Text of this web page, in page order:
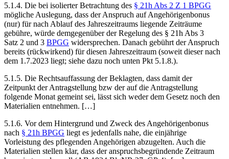
5.1.4. Die bei isolierter Betrachtung des § 21h Abs 2 Z 1 BPGG
mögliche Auslegung, dass der Anspruch auf Angehörigenbonus
(nur) für nach Ablauf des Jahreszeitraums liegende Zeiträume
gebühre, würde demgegenüber der Regelung des § 21h Abs 3
Satz 2 und 3 BPGG widersprechen. Danach gebührt der Anspruch
bereits (rückwirkend) für diesen Jahreszeitraum (soweit diesernach
dem 1.7.2023 liegt; siehe dazu noch unten Pkt 5.1.8.).
5.1.5. Die Rechtsauffassung der Beklagten, dass damit der
Zeitpunkt der Antragstellung bzw der auf die Antragstellung
folgende Monat gemeint sei, lässt sich weder dem Gesetz noch den
Materialien entnehmen. […]
5.1.6. Vor dem Hintergrund und Zweck des Angehörigenbonus
nach § 21h BPGG liegt es jedenfalls nahe, die einjährige
Vorleistung des pflegenden Angehörigen abzugelten. Auch die
Materialien stellen klar, dass der anspruchsbegründende Zeitraum